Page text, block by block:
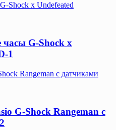
Shock x Undefeated
часы G-Shock x
1
Rangeman с датчиками
G-Shock Rangeman с